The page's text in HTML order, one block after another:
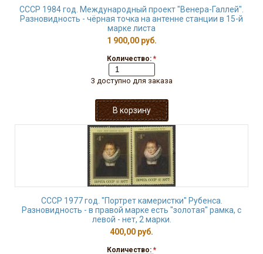
СССР 1984 год. Международный проект "Венера-Галлей".
Разновидность - чёрная точка на антенне станции в 15-й
марке листа
1 900,00 руб.
Количество: *
3 доступно для заказа
СССР 1977 год. "Портрет камеристки" Рубенса.
Разновидность - в правой марке есть "золотая" рамка, с
левой - нет, 2 марки.
400,00 руб.
Количество: *